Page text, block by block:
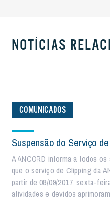
NOTÍCIAS
COMUNICADOS
Suspensão do Serviço
A ANCORD informa a todos
que o serviço de Clipping da
partir de 08/09/2017, sexta-
atividades e devidos